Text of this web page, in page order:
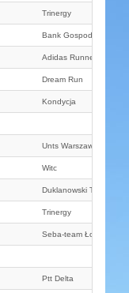
Trinergy
Bank Gospodarstwa
Adidas Runners
Dream Run
Kondycja
Unts Warszawa
Witc
Duklanowski Team
Trinergy
Seba-team Łowicz
Ptt Delta